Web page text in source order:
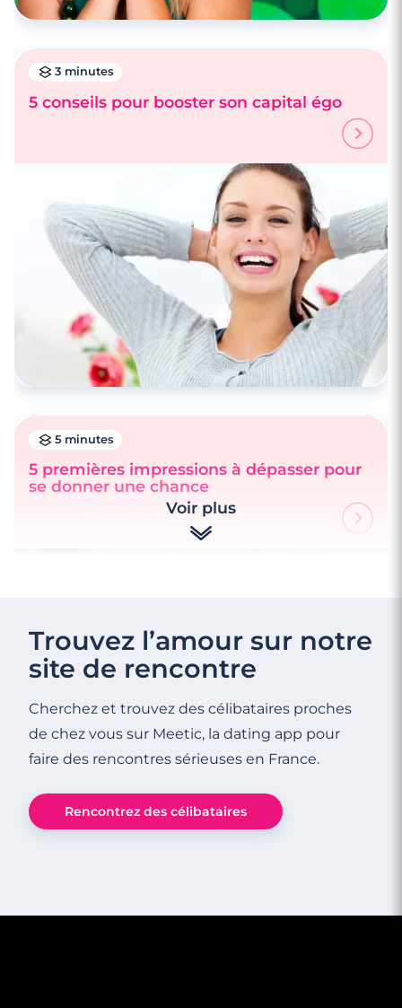
3 minutes
5 conseils pour booster son capital égo
5 minutes
5 premières impressions à dépasser pour
se donner une chance
Voir plus
Trouvez l’amour sur notre
site de rencontre
Cherchez et trouvez des célibataires proches
de chez vous sur Meetic, la dating app pour
faire des rencontres sérieuses en France.
Rencontrez des célibataires